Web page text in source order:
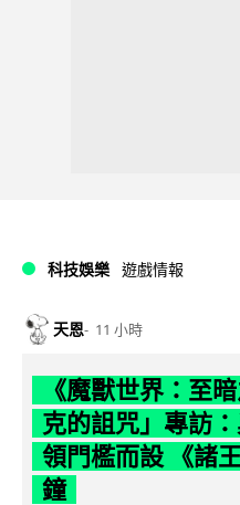
科技娛樂 遊戲情報
天恩 11 小時
《魔獸世界：至
克的詛咒」專訪
領門檻而設 《諸
鐘